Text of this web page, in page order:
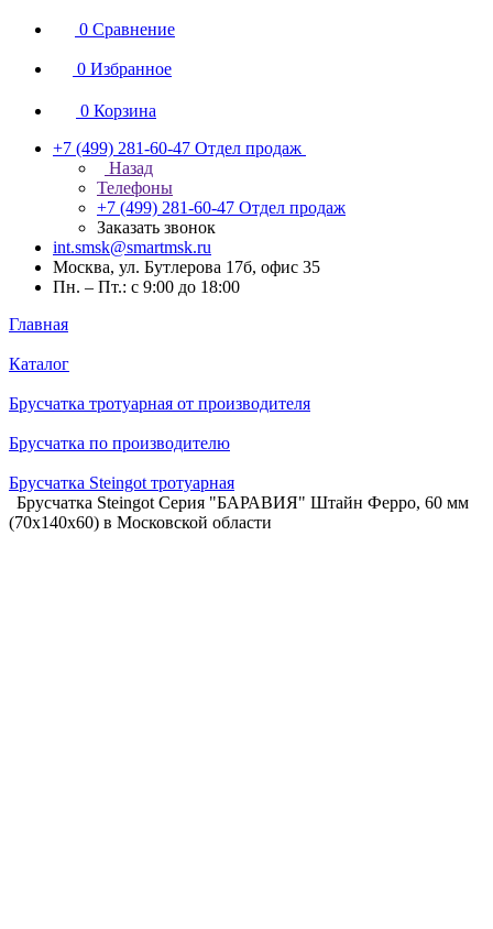
0 Сравнение
0 Избранное
0 Корзина
+7 (499) 281-60-47 Отдел продаж
Назад
Телефоны
+7 (499) 281-60-47 Отдел продаж
Заказать звонок
int.smsk@smartmsk.ru
Москва, ул. Бутлерова 17б, офис 35
Пн. – Пт.: с 9:00 до 18:00
Главная
Каталог
Брусчатка тротуарная от производителя
Брусчатка по производителю
Брусчатка Steingot тротуарная
Брусчатка Steingot Серия "БАРАВИЯ" Штайн Ферро, 60 мм
(70x140x60) в Московской области